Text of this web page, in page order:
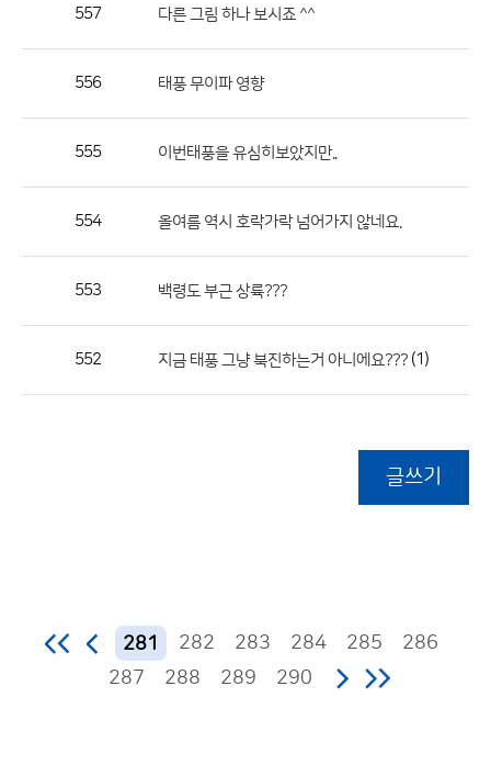
공
557 다른 그림 하나 보시죠 ^^
556 태풍 무이파 영향
555 이번태풍을 유심히보았지만..
554 올여름 역시 호락가락 넘어가지 않네요.
553 백령도 부근 상륙???
552 지금 태풍 그냥 북진하는거 아니에요??? (1)
글쓰기
281 282 283 284 285
286
287
288 289 290